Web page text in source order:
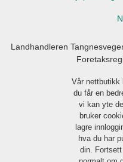
Landhandleren
Vår nettbutikk
du får en
vi kan yte
bruker
lagre
hva du har
din.